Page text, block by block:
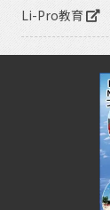
Li-Pro教育